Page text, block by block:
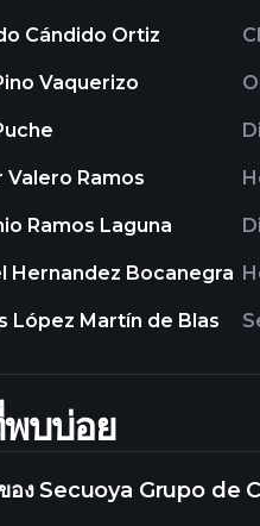
Cándido Ortiz
Vaquerizo
Valero Ramos
Ramos Laguna
Hernandez Bocanegra
López Martín de Blas
บบ่อย
อง Secuoya Grupo de